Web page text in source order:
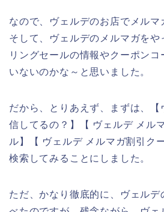
なので、ヴェルデのお店でメルマ
そして、ヴェルデのメルマガを
リングセールの情報やクーポンコ
いないのかな～と思いました。
だから、とりあえず、まずは、
信してるの？】【 ヴェルデ メル
ル】【 ヴェルデ メルマガ割引ク
検索してみることにしました。
ただ、かなり徹底的に、ヴェルデ